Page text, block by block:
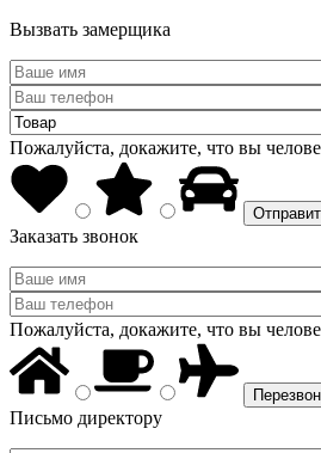
Вызвать замерщика
Пожалуйста, докажите, что вы
Заказать звонок
Пожалуйста, докажите, что вы
Письмо директору